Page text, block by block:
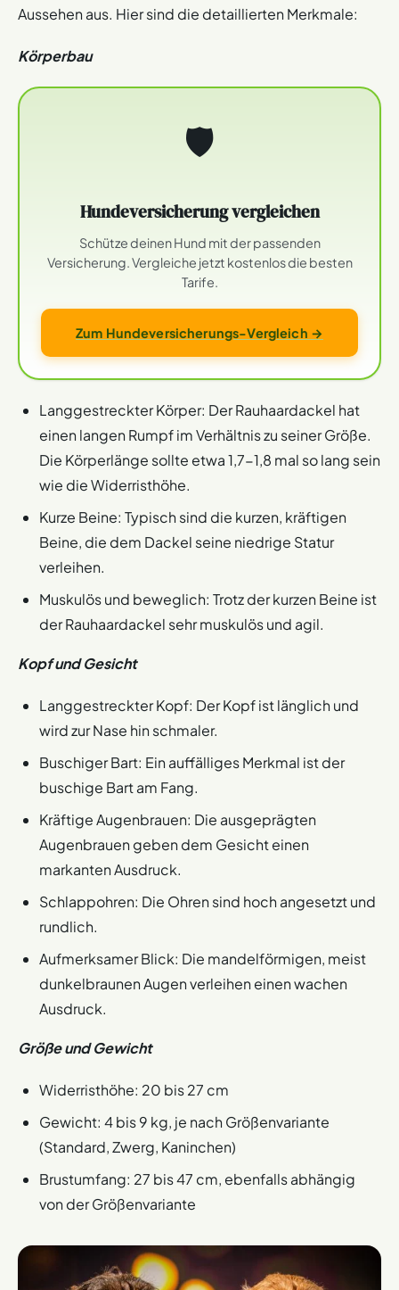
Aussehen aus. Hier sind die detaillierten Merkmale:
Körperbau
🛡
Hundeversicherung vergleichen
Schütze deinen Hund mit der passenden
Versicherung. Vergleiche jetzt kostenlos die besten
Tarife.
Zum Hundeversicherungs-Vergleich →
Langgestreckter Körper: Der Rauhaardackel hat
einen langen Rumpf im Verhältnis zu seiner Größe.
Die Körperlänge sollte etwa 1,7-1,8 mal so lang sein
wie die Widerristhöhe.
Kurze Beine: Typisch sind die kurzen, kräftigen
Beine, die dem Dackel seine niedrige Statur
verleihen.
Muskulös und beweglich: Trotz der kurzen Beine ist
der Rauhaardackel sehr muskulös und agil.
Kopf und Gesicht
Langgestreckter Kopf: Der Kopf ist länglich und
wird zur Nase hin schmaler.
Buschiger Bart: Ein auffälliges Merkmal ist der
buschige Bart am Fang.
Kräftige Augenbrauen: Die ausgeprägten
Augenbrauen geben dem Gesicht einen
markanten Ausdruck.
Schlappohren: Die Ohren sind hoch angesetzt und
rundlich.
Aufmerksamer Blick: Die mandelförmigen, meist
dunkelbraunen Augen verleihen einen wachen
Ausdruck.
Größe und Gewicht
Widerristhöhe: 20 bis 27 cm
Gewicht: 4 bis 9 kg, je nach Größenvariante
(Standard, Zwerg, Kaninchen)
Brustumfang: 27 bis 47 cm, ebenfalls abhängig
von der Größenvariante